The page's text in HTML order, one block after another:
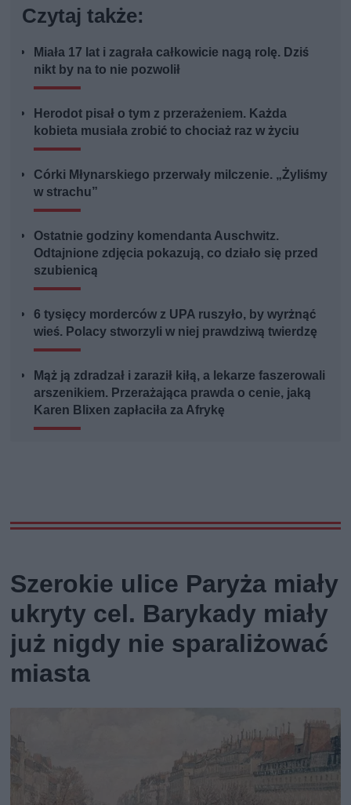
Czytaj także:
Miała 17 lat i zagrała całkowicie nagą rolę. Dziś
nikt by na to nie pozwolił
Herodot pisał o tym z przerażeniem. Każda
kobieta musiała zrobić to chociaż raz w życiu
Córki Młynarskiego przerwały milczenie. „Żyliśmy
w strachu”
Ostatnie godziny komendanta Auschwitz.
Odtajnione zdjęcia pokazują, co działo się przed
szubienicą
6 tysięcy morderców z UPA ruszyło, by wyrżnąć
wieś. Polacy stworzyli w niej prawdziwą twierdzę
Mąż ją zdradzał i zaraził kiłą, a lekarze faszerowali
arszenikiem. Przerażająca prawda o cenie, jaką
Karen Blixen zapłaciła za Afrykę
Szerokie ulice Paryża miały
ukryty cel. Barykady miały
już nigdy nie sparaliżować
miasta